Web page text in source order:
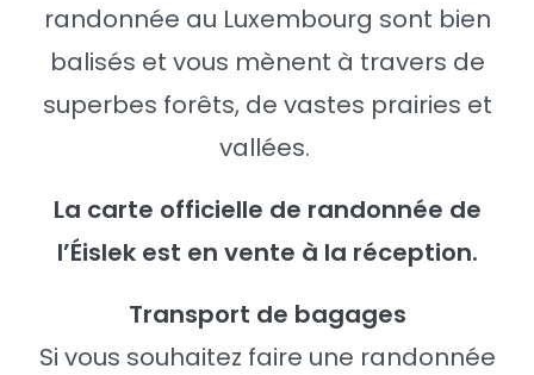
randonnée au Luxembourg sont bien
balisés et vous mènent à travers de
superbes forêts, de vastes prairies et
vallées.
La carte officielle de randonnée de
l’Éislek est en vente à la réception.
Transport de bagages
Si vous souhaitez faire une randonnée